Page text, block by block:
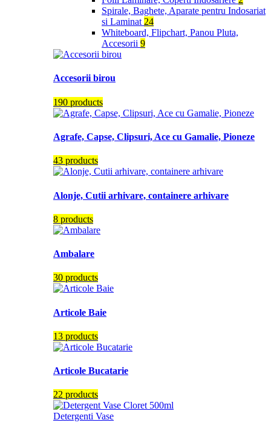
Spirale, Baghete, Aparate pentru Indosariat
si Laminat 24
Whiteboard, Flipchart, Panou Pluta,
Accesorii 9
Accesorii birou
190 products
Agrafe, Capse, Clipsuri, Ace cu Gamalie, Pioneze
43 products
Alonje, Cutii arhivare, containere arhivare
8 products
Ambalare
30 products
Articole Baie
13 products
Articole Bucatarie
22 products
Detergenti Vase